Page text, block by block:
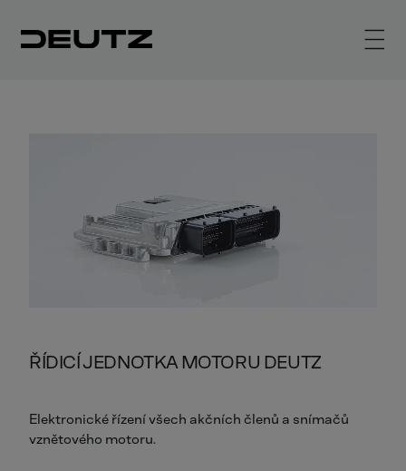
ŘÍDICÍ JEDNOTKA MOTORU DEUTZ
Elektronické řízení všech akčních členů a snímačů
vznětového motoru.